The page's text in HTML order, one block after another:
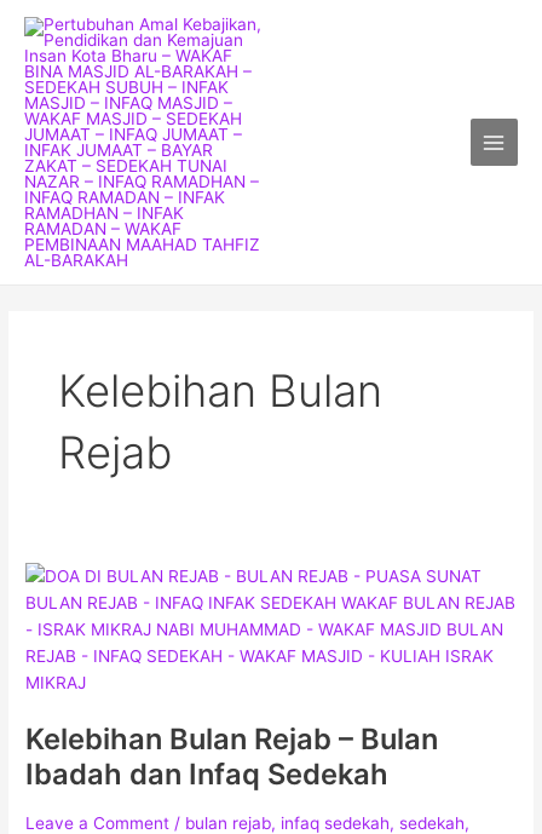
content
Kelebihan Bulan
Rejab
Kelebihan Bulan Rejab – Bulan
Ibadah dan Infaq Sedekah
Leave a Comment / bulan rejab, infaq sedekah,sedekah,
Kelebihan
Bulan
Rejab
–
Bulan
dan
Infaq
Sedekah